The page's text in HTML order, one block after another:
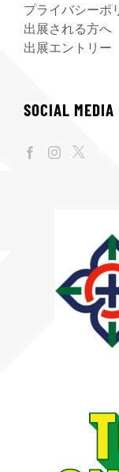
プライバシーポ
出展される方へ
出展エントリー
SOCIAL MEDIA